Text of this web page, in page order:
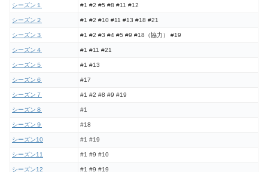
シーズン１ #1 #2 #5 #8 #11 #12
シーズン２ #1 #2 #10 #11 #13 #18 #21
シーズン３ #1 #2 #3 #4 #5 #9 #18（協力） #19
シーズン４ #1 #11 #21
シーズン５ #1 #13
シーズン６ #17
シーズン７ #1 #2 #8 #9 #19
シーズン８ #1
シーズン９ #18
シーズン10 #1 #19
シーズン11 #1 #9 #10
シーズン12 #1 #9 #19